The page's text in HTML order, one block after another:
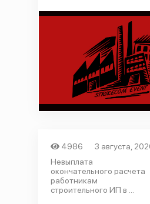
4986
3 августа,
Невыплата
окончательного расчета
работникам
строительного ИП в ...